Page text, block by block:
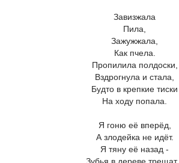
Завизжала
Пила,
Зажужжала,
Как пчела.
Пропилила полдоски,
Вздрогнула и стала,
Будто в крепкие тиски
На ходу попала.
Я гоню её вперёд,
А злодейка не идёт.
Я тяну её назад -